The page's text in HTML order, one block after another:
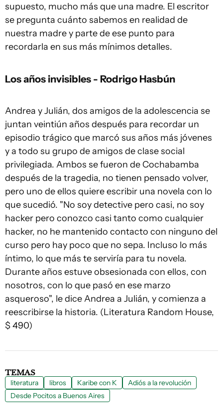
supuesto, mucho más que una madre. El escritor
se pregunta cuánto sabemos en realidad de
nuestra madre y parte de ese punto para
recordarla en sus más mínimos detalles.
Los años invisibles - Rodrigo Hasbún
Andrea y Julián, dos amigos de la adolescencia se
juntan veintiún años después para recordar un
episodio trágico que marcó sus años más jóvenes
y a todo su grupo de amigos de clase social
privilegiada. Ambos se fueron de Cochabamba
después de la tragedia, no tienen pensado volver,
pero uno de ellos quiere escribir una novela con lo
que sucedió. "No soy detective pero casi, no soy
hacker pero conozco casi tanto como cualquier
hacker, no he mantenido contacto con ninguno del
curso pero hay poco que no sepa. Incluso lo más
íntimo, lo que más te serviría para tu novela.
Durante años estuve obsesionada con ellos, con
nosotros, con lo que pasó en ese marzo
asqueroso", le dice Andrea a Julián, y comienza a
reescribirse la historia. (Literatura Random House,
$ 490)
TEMAS
literatura libros Karibe con K
Adiós a la revolución
Desde Pocitos a Buenos Aires